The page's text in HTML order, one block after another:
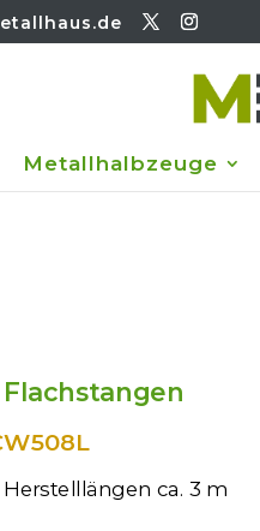
Metallhalbzeuge
Messing Flachstangen
CuZn37 CW508L
Herstelllängen ca. 3 m